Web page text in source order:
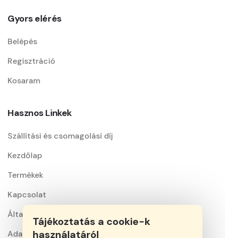
Gyors elérés
Belépés
Regisztráció
Kosaram
Hasznos Linkek
Szállítási és csomagolási díj
Kezdőlap
Termékek
Kapcsolat
Általános szerződési feltételek
Adatkezelési nyilatkozat
Tájékoztatás a cookie-k
használatáról